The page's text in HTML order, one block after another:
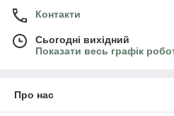
Контакти
Сьогодні вихідний
Показати весь графік
Про нас